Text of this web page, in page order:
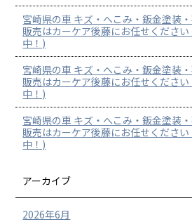
宮崎県の車 キズ・へこみ・鈑金塗装
販売はカーケア後藤にお任せくださ
中！)
宮崎県の車 キズ・へこみ・鈑金塗装
販売はカーケア後藤にお任せくださ
中！)
宮崎県の車 キズ・へこみ・鈑金塗装
販売はカーケア後藤にお任せくださ
中！)
アーカイブ
2026年6月